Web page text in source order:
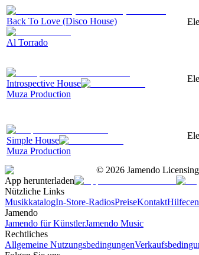
Back To Love (Disco House)
Al Torrado
Introspective House
Muza Production
Simple House
Muza Production
© 2026 Jamendo Licensing
App herunterladen
Nützliche Links
MusikkatalogIn-Store-RadiosPreiseKontakt
Jamendo
Jamendo für KünstlerJamendo Music
Rechtliches
Allgemeine Nutzungsbedingungen